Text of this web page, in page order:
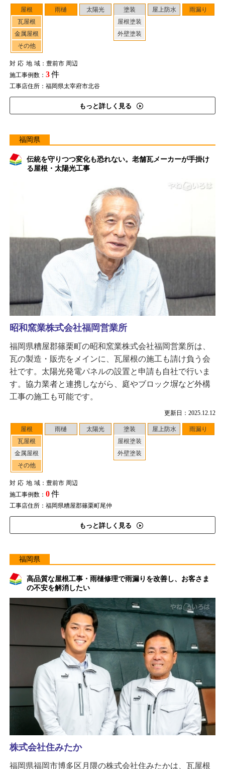
屋根
瓦屋根
金属屋根
その他
雨樋 太陽光
塗装
屋根塗装
外壁塗装
屋上防水 雨漏り
対応地域：豊前市 周辺
施工事例数： 3件
工事店住所：福岡県太宰府市北谷
もっと詳しく見る
福岡県
伝統を守りつつ変化も恐れない。老舗瓦メーカーが手掛け
る屋根・太陽光工事
更新日：2025.12.12
屋根
瓦屋根
金属屋根
その他
雨樋 太陽光
塗装
屋根塗装
外壁塗装
屋上防水 雨漏り
対応地域：豊前市 周辺
施工事例数： 0件
工事店住所：福岡県糟屋郡篠栗町尾仲
もっと詳しく見る
昭和窯業株式会社福岡営業所
福岡県糟屋郡篠栗町の昭和窯業株式会社福岡営業所は、
瓦の製造・販売をメインに、瓦屋根の施工も請け負う会
社です。太陽光発電パネルの設置と申請も自社で行いま
す。協力業者と連携しながら、庭やブロック塀など外構
工事の施工も可能です。
福岡県
高品質な屋根工事・雨樋修理で雨漏りを改善し、お客さま
の不安を解消したい
株式会社住みたか
福岡県福岡市博多区月隈の株式会社住みたかは、瓦屋根